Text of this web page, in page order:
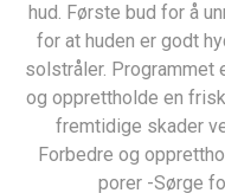
hud. Første bud for å
for at huden er godt
solstråler.
og opprettholde en
fremtidige skader
Forbedre og
porer -Sørge